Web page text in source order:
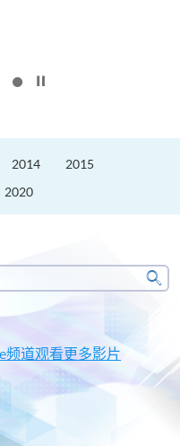
2014
2015
2020
搜
频道观看更多影片